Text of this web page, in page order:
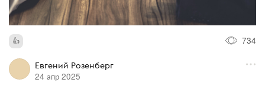
734
Евгений Розенберг
24 апр 2025